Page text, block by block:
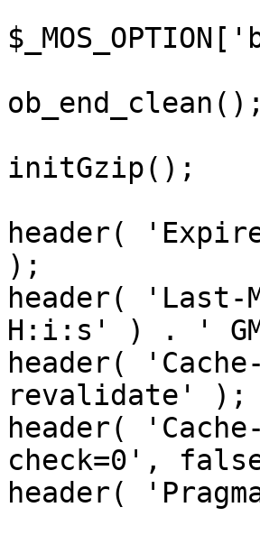
ob_end_clean();
initGzip();
header(
);
header(
H:i:s' ) . '
header(
revalidate' );
header(
check=0',
header(